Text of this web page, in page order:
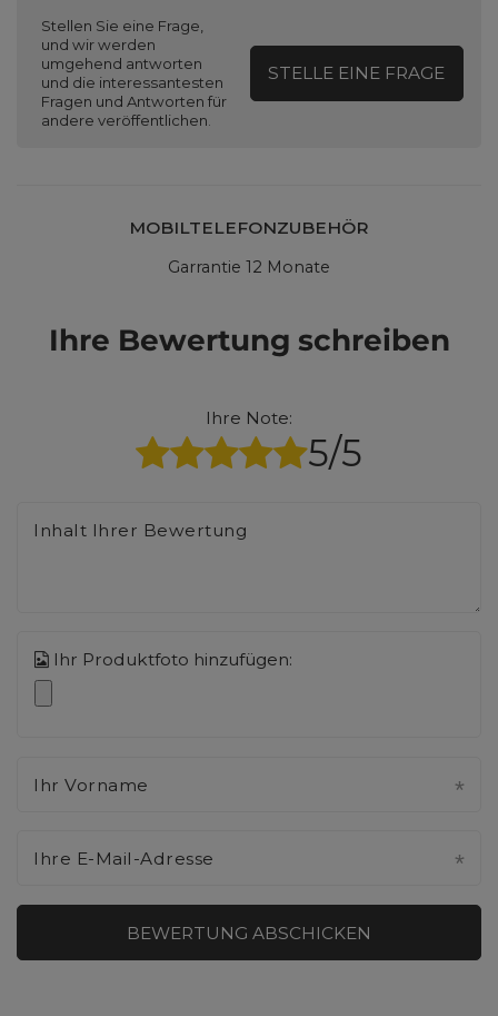
Stellen Sie eine Frage,
und wir werden
umgehend antworten
und die interessantesten
Fragen und Antworten für
andere veröffentlichen.
STELLE EINE FRAGE
MOBILTELEFONZUBEHÖR
Garrantie 12 Monate
Ihre Bewertung schreiben
Ihre Note:
5/5
Inhalt Ihrer Bewertung
Ihr Produktfoto hinzufügen:
Ihr Vorname
Ihre E-Mail-Adresse
BEWERTUNG ABSCHICKEN